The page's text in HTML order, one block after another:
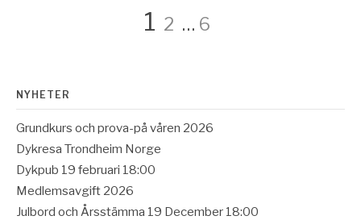
Sidnumrering
för
inlägg
Sida
1 Sida
2 … Sida
6
NYHETER
Grundkurs och prova-på våren 2026
Dykresa Trondheim Norge
Dykpub 19 februari 18:00
Medlemsavgift 2026
Julbord och Årsstämma 19 December 18:00